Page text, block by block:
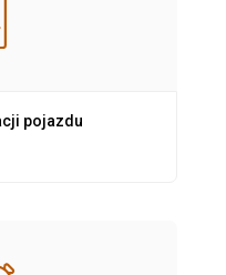
pojazdu